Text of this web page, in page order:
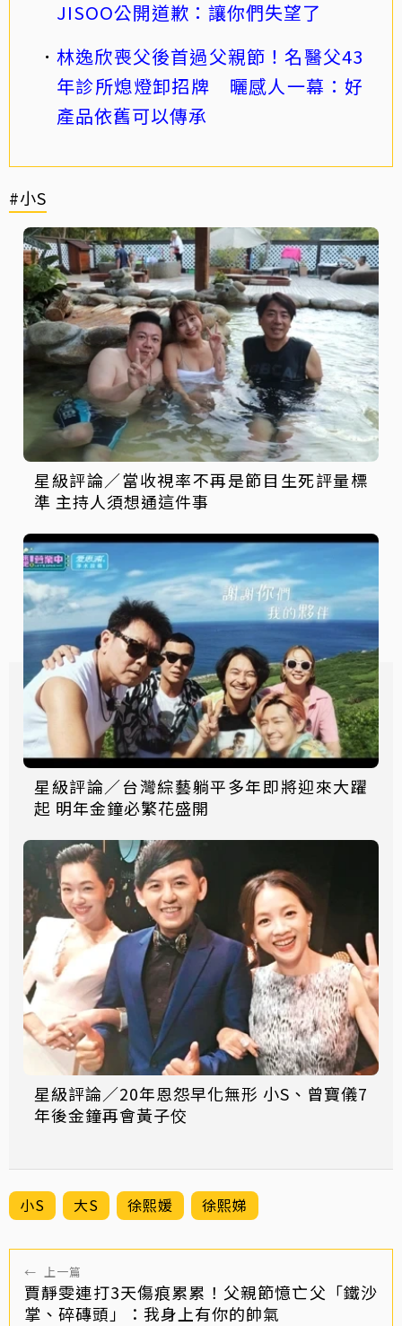
JISOO公開道歉：讓你們失望了
林逸欣喪父後首過父親節！名醫父43
年診所熄燈卸招牌 曬感人一幕：好
產品依舊可以傳承
#小S
星級評論／當收視率不再是節目生死評量標
準 主持人須想通這件事
星級評論／台灣綜藝躺平多年即將迎來大躍
起 明年金鐘必繁花盛開
星級評論／20年恩怨早化無形 小S、曾寶儀7
年後金鐘再會黃子佼
小S 大S 徐熙媛 徐熙娣
← 上一篇
賈靜雯連打3天傷痕累累！父親節憶亡父「鐵沙
掌、碎磚頭」：我身上有你的帥氣